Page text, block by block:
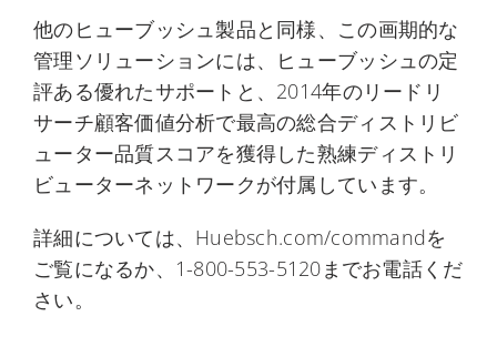
他のヒューブッシュ製品と同様、この画期的な
管理ソリューションには、ヒューブッシュの定
評ある優れたサポートと、2014年のリードリ
サーチ顧客価値分析で最高の総合ディストリビ
ューター品質スコアを獲得した熟練ディストリ
ビューターネットワークが付属しています。
詳細については、Huebsch.com/commandを
ご覧になるか、1-800-553-5120までお電話くだ
さい。